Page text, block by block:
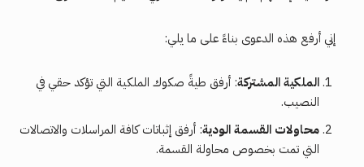
إني أرفع هذه الدعوى بناءً على ما يلي:
الملكية المشتركة: أرفق طيةً صكوك الملكية التي تؤكد حقي في
النصيب.
محاولات القسمة الودية: أرفق إثباتات كافة المراسلات والاتصالات
التي تمت بخصوص محاولة القسمة.